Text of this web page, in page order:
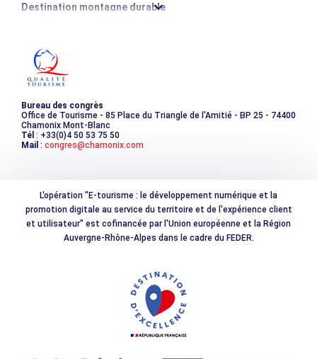
Destination montagne durable
Photothèque
Bureau des congrès
Office de Tourisme - 85 Place du Triangle de l'Amitié - BP 25 - 74400
Chamonix Mont-Blanc
Tél : +33(0)4 50 53 75 50
Mail : congres@chamonix.com
L'opération "E-tourisme : le développement numérique et la
promotion digitale au service du territoire et de l'expérience client
et utilisateur" est cofinancée par l'Union européenne et la Région
Auvergne-Rhône-Alpes dans le cadre du FEDER.